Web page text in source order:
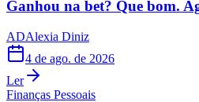
Ganhou na bet? Que bom.
ADAlexia Diniz
4 de ago. de 2026
Ler
Finanças Pessoais